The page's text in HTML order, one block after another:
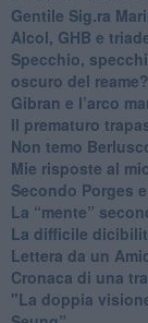
​Gentile Sig.ra
​Alcol, GHB e
​Specchio,
oscuro del reame?
​Gibran e l’arco
​Il prematuro
​Non temo
​Mie risposte al
​Secondo Porges
​La “mente”
La difficile
​Lettera da un
​Cronaca di una
"​La doppia